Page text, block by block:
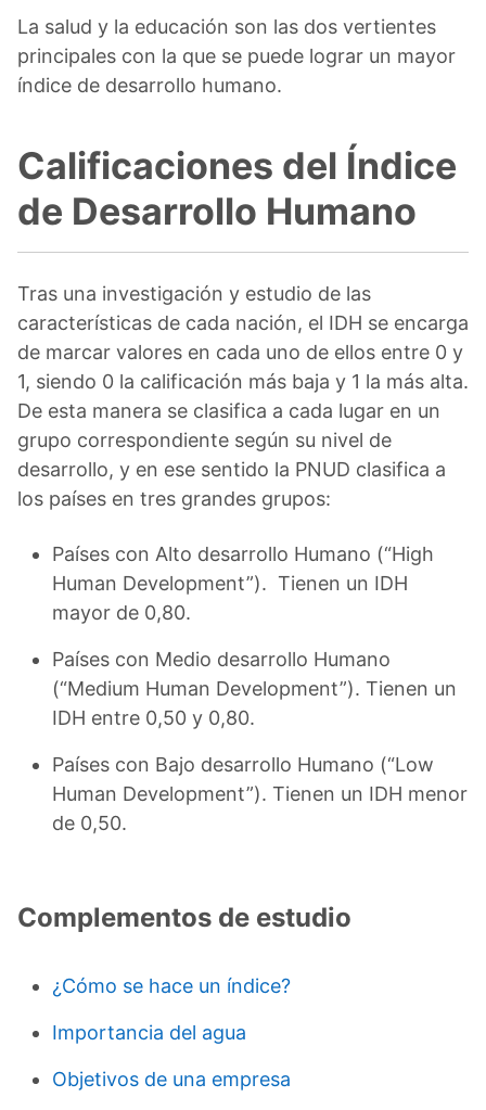
La salud y la educación son las dos vertientes
principales con la que se puede lograr un mayor
índice de desarrollo humano.
Calificaciones del Índice
de Desarrollo Humano
Tras una investigación y estudio de las
características de cada nación, el IDH se encarga
de marcar valores en cada uno de ellos entre 0 y
1, siendo 0 la calificación más baja y 1 la más alta.
De esta manera se clasifica a cada lugar en un
grupo correspondiente según su nivel de
desarrollo, y en ese sentido la PNUD clasifica a
los países en tres grandes grupos:
Países con Alto desarrollo Humano (“High
Human Development”). Tienen un IDH
mayor de 0,80.
Países con Medio desarrollo Humano
(“Medium Human Development”). Tienen un
IDH entre 0,50 y 0,80.
Países con Bajo desarrollo Humano (“Low
Human Development”). Tienen un IDH menor
de 0,50.
Complementos de estudio
¿Cómo se hace un índice?
Importancia del agua
Objetivos de una empresa